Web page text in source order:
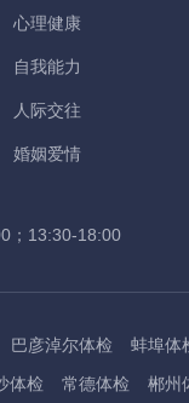
心理健康
自我能力
人际交往
婚姻爱情
；13:30-18:00
巴彦淖尔体检 蚌埠体
体检 常德体检 郴州